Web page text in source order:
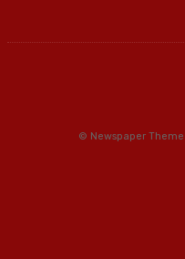
© Newspaper